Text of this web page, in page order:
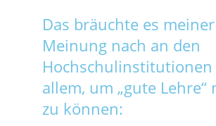
Das bräuchte es meiner
Meinung nach an den
Hochschulinstitutionen
allem, um „gute Lehre“
zu können: